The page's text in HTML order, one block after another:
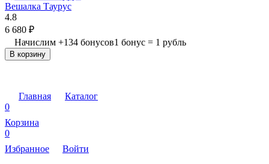
Вешалка Таурус
4.8
6 680 ₽
Начислим +134 бонусов1 бонус = 1 рубль
В корзину
Главная
Каталог
0
Корзина
0
Избранное
Войти